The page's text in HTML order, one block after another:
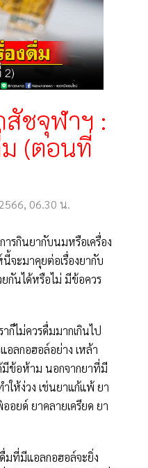
สัชจุฬาฯ :
(ตอนที่
06.30 น.
ารกินยากับนมหรือเครื่อง
ะมาคุยต่อเรื่องยากับ
กันได้หรือไม่ มีข้อควร
ก็ไม่ควรดื่มมากเกินไป
อลกอฮอล์อย่าง เหล้า
มีข้อห้าม นอกจากยาที่มี
ให้ง่วง เช่นยาแก้แพ้ ยา
อยด์ ยาคลายเครียด ยา
มที่มีแอลกอฮอล์จะยิ่ง